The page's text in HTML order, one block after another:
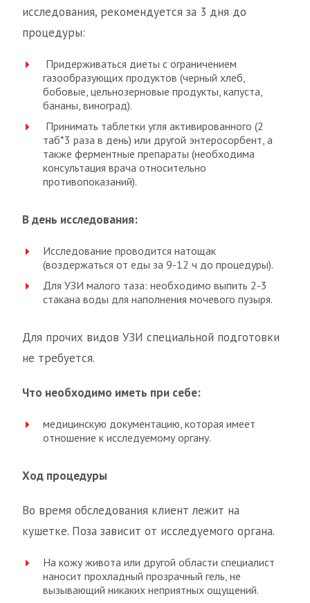
исследования, рекомендуется за 3 дня до
процедуры:
Придерживаться диеты с ограничением
газообразующих продуктов (черный хлеб,
бобовые, цельнозерновые продукты, капуста,
бананы, виноград).
Принимать таблетки угля активированного (2
таб*3 раза в день) или другой энтеросорбент, а
также ферментные препараты (необходима
консультация врача относительно
противопоказаний).
В день исследования:
Исследование проводится натощак
(воздержаться от еды за 9-12 ч до процедуры).
Для УЗИ малого таза: необходимо выпить 2-3
стакана воды для наполнения мочевого пузыря.
Для прочих видов УЗИ специальной подготовки
не требуется.
Что необходимо иметь при себе:
медицинскую документацию, которая имеет
отношение к исследуемому органу.
Ход процедуры
Во время обследования клиент лежит на
кушетке. Поза зависит от исследуемого органа.
На кожу живота или другой области специалист
наносит прохладный прозрачный гель, не
вызывающий никаких неприятных ощущений.